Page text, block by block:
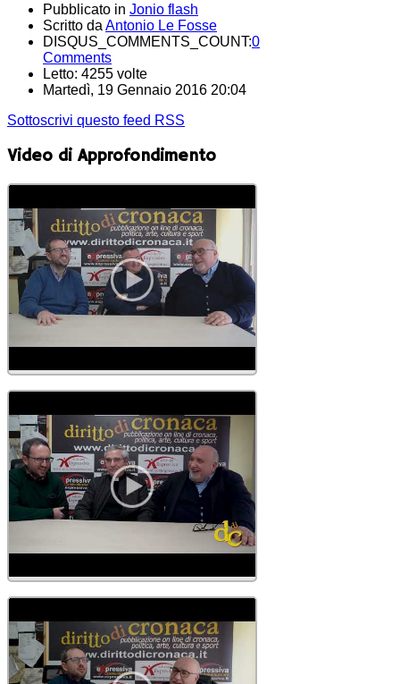
Pubblicato in Jonio flash
Scritto da Antonio Le Fosse
DISQUS_COMMENTS_COUNT:0
Comments
Letto: 4255 volte
Martedì, 19 Gennaio 2016 20:04
Sottoscrivi questo feed RSS
Video di Approfondimento